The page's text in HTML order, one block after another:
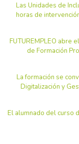
Las Unidades de
horas de
FUTUREMPLEO abre
de Formación
La formación se
Digitalización y
El alumnado del curso